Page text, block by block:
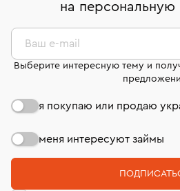
дней на возврат. Детальные
комиссионных украшений и
странице«Возврат украшений»
сертификаты МГУ и
лабораторий
на персональную
Ваш e-mail
Выберите интересную тему и
я покупаю или продаю
меня интересуют займы